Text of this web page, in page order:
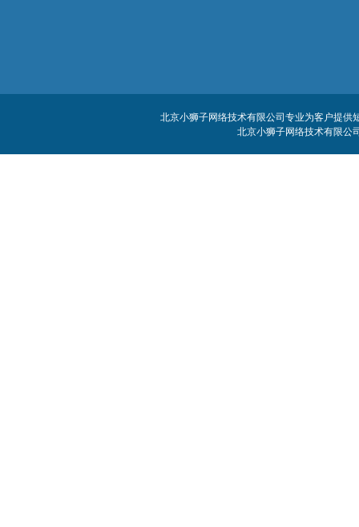
北京小狮子网络技术有限公司专业为客户提
北京小狮子网络技术有限公